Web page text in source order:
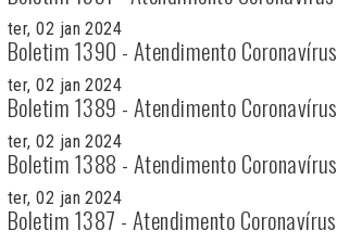
ter, 02 jan 2024
Boletim 1390 - Atendimento Coronavírus
ter, 02 jan 2024
Boletim 1389 - Atendimento Coronavírus
ter, 02 jan 2024
Boletim 1388 - Atendimento Coronavírus
ter, 02 jan 2024
Boletim 1387 - Atendimento Coronavírus